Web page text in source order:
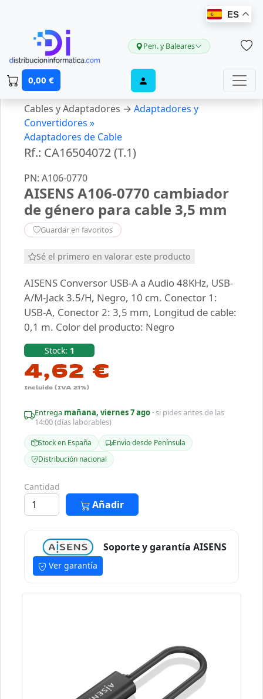
ES
Pen. y Baleares
0,00 €
Cables y Adaptadores → Adaptadores y
Convertidores »
Adaptadores de Cable
Rf.: CA16504072 (T.1)
PN: A106-0770
AISENS A106-0770 cambiador
de género para cable 3,5 mm
Guardar en favoritos
Sé el primero en valorar este producto
AISENS Conversor USB-A a Audio 48KHz, USB-
A/M-Jack 3.5/H, Negro, 10 cm. Conector 1:
USB-A, Conector 2: 3,5 mm, Longitud de cable:
0,1 m. Color del producto: Negro
Stock: 1
4,62 €
Incluido (IVA 21%)
Entrega mañana, viernes 7 ago ·si pides antes de las
14:00 (días laborables)
Stock en España
Envío desde Península
Distribución nacional
Cantidad
Añadir
Soporte y garantía AISENS
Ver garantía